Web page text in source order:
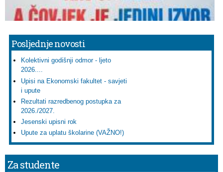
Posljednje novosti
Kolektivni godišnji odmor - ljeto
2026....
Upisi na Ekonomski fakultet - savjeti
i upute
Rezultati razredbenog postupka za
2026./2027.
Jesenski upisni rok
Upute za uplatu školarine (VAŽNO!)
Za studente